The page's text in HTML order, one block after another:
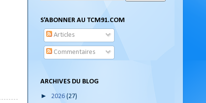
S’ABONNER AU TCM91.COM
Articles
Commentaires
ARCHIVES DU BLOG
► 2026 (27)